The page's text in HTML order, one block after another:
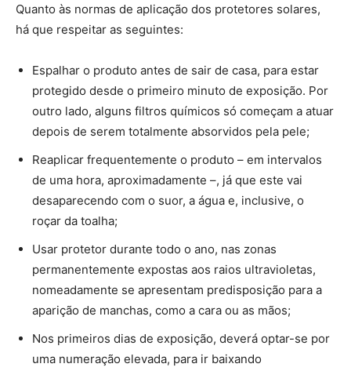
Quanto às normas de aplicação dos protetores solares,
há que respeitar as seguintes:
Espalhar o produto antes de sair de casa, para estar
protegido desde o primeiro minuto de exposição. Por
outro lado, alguns filtros químicos só começam a atuar
depois de serem totalmente absorvidos pela pele;
Reaplicar frequentemente o produto – em intervalos
de uma hora, aproximadamente –, já que este vai
desaparecendo com o suor, a água e, inclusive, o
roçar da toalha;
Usar protetor durante todo o ano, nas zonas
permanentemente expostas aos raios ultravioletas,
nomeadamente se apresentam predisposição para a
aparição de manchas, como a cara ou as mãos;
Nos primeiros dias de exposição, deverá optar-se por
uma numeração elevada, para ir baixando